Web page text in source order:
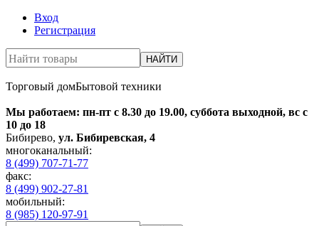
Вход
Регистрация
НАЙТИ
Торговый домБытовой техники
Мы работаем: пн-пт с 8.30 до 19.00, суббота выходной, вс с
10 до 18
Бибирево, ул. Бибиревская, 4
многоканальный:
8 (499) 707-71-77
факс:
8 (499) 902-27-81
мобильный:
8 (985) 120-97-91